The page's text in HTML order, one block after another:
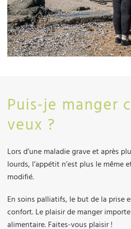
Puis-je manger
veux ?
Lors d’une maladie grave et après
lourds, l’appétit n’est plus le même
modifié.
En soins palliatifs, le but de la prise
confort. Le plaisir de manger
alimentaire. Faites-vous plaisir !